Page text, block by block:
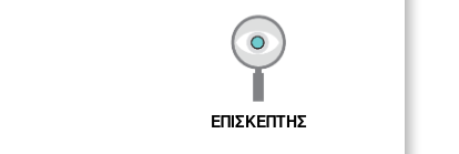
ΕΠΙΣΚΕΠΤΗΣ